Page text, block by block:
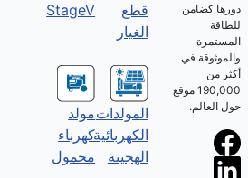
دورها كضامن
للطاقة
المستمرة
والموثوقة في
أكثر من
190,000 موقع
حول العالم.
قطع
الغيار
StageV
المولدات
الكهربائية
الهجينة
مولد
كهرباء
محمول